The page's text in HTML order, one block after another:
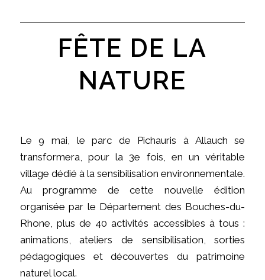
FÊTE DE LA
NATURE
Le 9 mai, le parc de Pichauris à Allauch se
transformera, pour la 3e fois, en un véritable
village dédié à la sensibilisation environnementale.
Au programme de cette nouvelle édition
organisée par le Département des Bouches-du-
Rhone, plus de 40 activités accessibles à tous :
animations, ateliers de sensibilisation, sorties
pédagogiques et découvertes du patrimoine
naturel local.